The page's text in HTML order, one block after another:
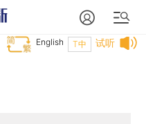
试听
T中
English